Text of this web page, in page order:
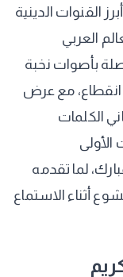
القنوات الدينية
العربي
بأصوات نخبة
انقطاع، مع عرض
الكلمات
الأولى
لما تقدمه
أثناء الاستماع